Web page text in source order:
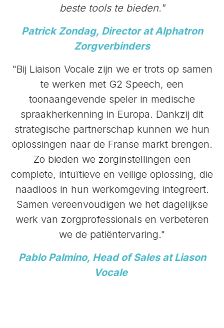
beste tools te bieden."
Patrick Zondag, Director at Alphatron
Zorgverbinders
"Bij Liaison Vocale zijn we er trots op samen
te werken met G2 Speech, een
toonaangevende speler in medische
spraakherkenning in Europa. Dankzij dit
strategische partnerschap kunnen we hun
oplossingen naar de Franse markt brengen.
Zo bieden we zorginstellingen een
complete, intuïtieve en veilige oplossing, die
naadloos in hun werkomgeving integreert.
Samen vereenvoudigen we het dagelijkse
werk van zorgprofessionals en verbeteren
we de patiëntervaring."
Pablo Palmino, Head of Sales at Liason
Vocale